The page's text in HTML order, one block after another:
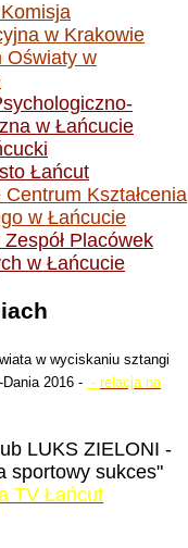
w Krakowie
Oświaty w
w Łańcucie
Łańcut
Kształcenia
w Łańcucie
Placówek
w Łańcucie
w wyciskaniu sztangi
2016 - - relacja na
LUKS ZIELONI -
sportowy sukces"
TV Łańcut